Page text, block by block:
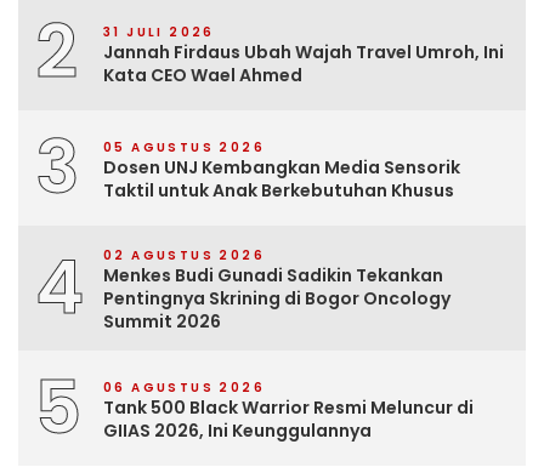
2 31 JULI 2026
Jannah Firdaus Ubah Wajah Travel Umroh, Ini
Kata CEO Wael Ahmed
3 05 AGUSTUS 2026
Dosen UNJ Kembangkan Media Sensorik
Taktil untuk Anak Berkebutuhan Khusus
4 02 AGUSTUS 2026
Menkes Budi Gunadi Sadikin Tekankan
Pentingnya Skrining di Bogor Oncology
Summit 2026
5 06 AGUSTUS 2026
Tank 500 Black Warrior Resmi Meluncur di
GIIAS 2026, Ini Keunggulannya